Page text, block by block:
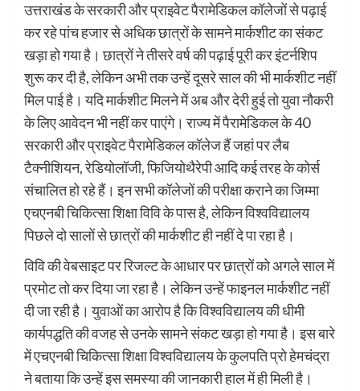
उत्तराखंड के सरकारी और प्राइवेट पैरामेडिकल कॉलेजों से पढ़ाई
कर रहे पांच हजार से अधिक छात्रों के सामने मार्कशीट का संकट
खड़ा हो गया है। छात्रों ने तीसरे वर्ष की पढ़ाई पूरी कर इंटर्नशिप
शुरू कर दी है, लेकिन अभी तक उन्हें दूसरे साल की भी मार्कशीट नहीं
मिल पाई है। यदि मार्कशीट मिलने में अब और देरी हुई तो युवा नौकरी
के लिए आवेदन भी नहीं कर पाएंगे। राज्य में पैरामेडिकल के 40
सरकारी और प्राइवेट पैरामेडिकल कॉलेज हैं जहां पर लैब
टैक्नीशियन, रेडियोलॉजी, फिजियोथैरेपी आदि कई तरह के कोर्स
संचालित हो रहे हैं। इन सभी कॉलेजों की परीक्षा कराने का जिम्मा
एचएनबी चिकित्सा शिक्षा विवि के पास है, लेकिन विश्वविद्यालय
पिछले दो सालों से छात्रों की मार्कशीट ही नहीं दे पा रहा है।
विवि की वेबसाइट पर रिजल्ट के आधार पर छात्रों को अगले साल में
प्रमोट तो कर दिया जा रहा है। लेकिन उन्हें फाइनल मार्कशीट नहीं
दी जा रही है। युवाओं का आरोप है कि विश्वविद्यालय की धीमी
कार्यपद्धति की वजह से उनके सामने संकट खड़ा हो गया है। इस बारे
में एचएनबी चिकित्सा शिक्षा विश्वविद्यालय के कुलपति प्रो हेमचंद्रा
ने बताया कि उन्हें इस समस्या की जानकारी हाल में ही मिली है।